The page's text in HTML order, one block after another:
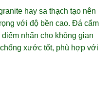
hay sa thạch tạo nên
với độ bền cao. Đá cẩm
nhấn cho không gian
xước tốt, phù hợp với